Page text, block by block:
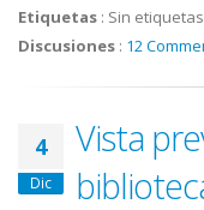
Etiquetas : Sin etiquetas
Discusiones : 12
4
Dic
Vista